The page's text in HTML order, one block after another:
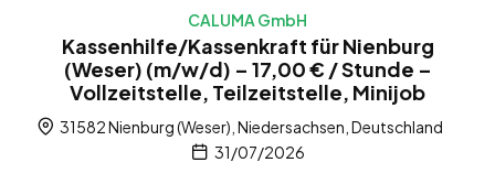
CALUMA GmbH
Kassenhilfe/Kassenkraft für Nienburg
(Weser) (m/w/d) – 17,00 € / Stunde –
Vollzeitstelle, Teilzeitstelle, Minijob
31582 Nienburg (Weser), Niedersachsen, Deutschland
31/07/2026